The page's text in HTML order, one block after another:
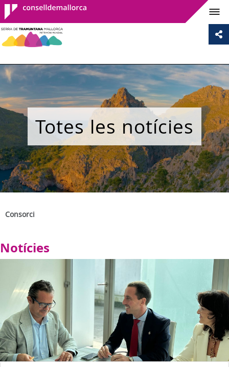
Consell de
Mallorca
Totes les notícies
Consorci
Notícies